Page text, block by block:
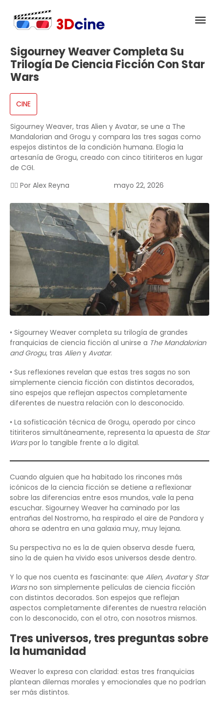
Sigourney Weaver Completa Su
Trilogía De Ciencia Ficción Con Star
Wars
CINE
Sigourney Weaver, tras Alien y Avatar, se une a The
Mandalorian and Grogu y compara las tres sagas como
espejos distintos de la condición humana. Elogia la
artesanía de Grogu, creado con cinco titiriteros en lugar
de CGI.
✍🏻 Por Alex Reyna mayo 22, 2026
• Sigourney Weaver completa su trilogía de grandes
franquicias de ciencia ficción al unirse a The Mandalorian
and Grogu, tras Alieny Avatar.
• Sus reflexiones revelan que estas tres sagas no son
simplemente ciencia ficción con distintos decorados,
sino espejos que reflejan aspectos completamente
diferentes de nuestra relación con lo desconocido.
• La sofisticación técnica de Grogu, operado por cinco
titiriteros simultáneamente, representa la apuesta de Star
Warspor lo tangible frente a lo digital.
Cuando alguien que ha habitado los rincones más
icónicos de la ciencia ficción se detiene a reflexionar
sobre las diferencias entre esos mundos, vale la pena
escuchar. Sigourney Weaver ha caminado por las
entrañas del Nostromo, ha respirado el aire de Pandora y
ahora se adentra en una galaxia muy, muy lejana.
Su perspectiva no es la de quien observa desde fuera,
sino la de quien ha vivido esos universos desde dentro.
Y lo que nos cuenta es fascinante: que Alien, Avatary Star
Warsno son simplemente películas de ciencia ficción
con distintos decorados. Son espejos que reflejan
aspectos completamente diferentes de nuestra relación
con lo desconocido, con el otro, con nosotros mismos.
Tres universos, tres preguntas sobre
la humanidad
Weaver lo expresa con claridad: estas tres franquicias
plantean dilemas morales y emocionales que no podrían
ser más distintos.